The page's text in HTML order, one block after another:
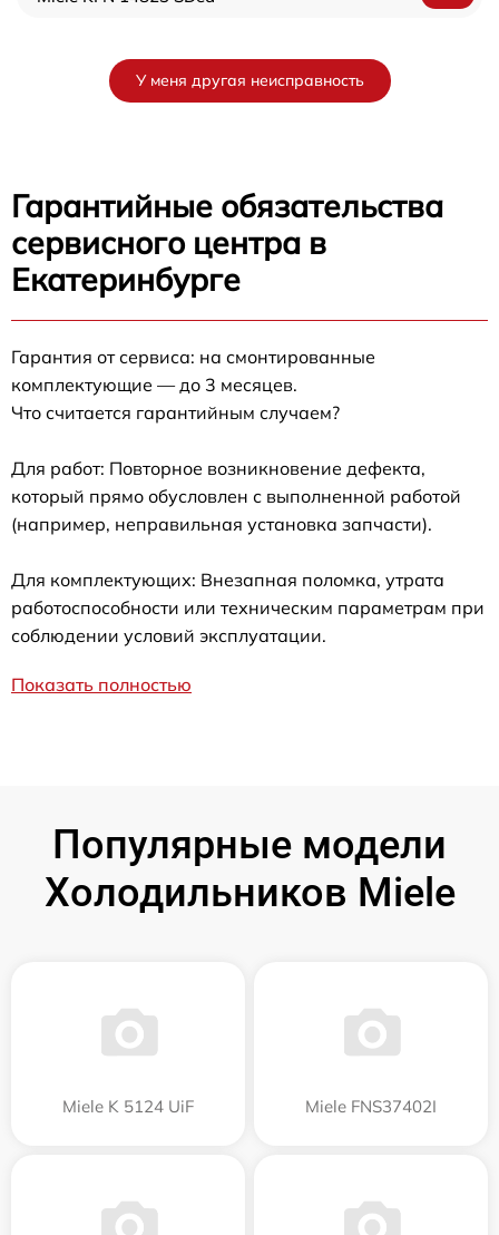
У меня другая неисправность
Гарантийные обязательства
сервисного центра в
Екатеринбурге
Гарантия от сервиса: на смонтированные
комплектующие — до 3 месяцев.
Что считается гарантийным случаем?
Для работ: Повторное возникновение дефекта,
который прямо обусловлен с выполненной работой
(например, неправильная установка запчасти).
Для комплектующих: Внезапная поломка, утрата
работоспособности или техническим параметрам при
соблюдении условий эксплуатации.
Показать полностью
Популярные модели
Холодильников Miele
Miele K 5124 UiF Miele FNS37402I